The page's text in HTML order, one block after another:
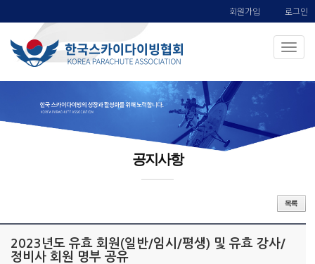
회원가입 로그인
공지사항
2023년도 유효 회원(일반/임시/평생) 및 유효 강사/
정비사 회원 명부 공유